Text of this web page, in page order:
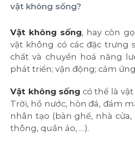
vật không sống?
Vật không sống, hay còn
vật không có các đặc trưng
chất và chuyển hoá năng
phát triển; vận động; cảm
Vật không sống có thể là
Trời, hồ nước, hòn đá, đám
nhân tạo (bàn ghế, nhà
thông, quần áo, …).